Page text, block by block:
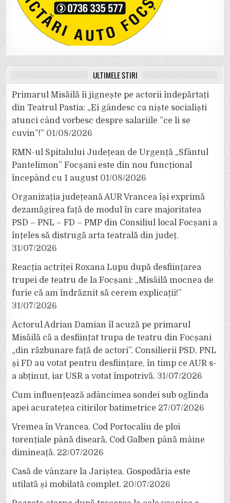
ULTIMELE ȘTIRI
Primarul Misăilă îi jignește pe actorii îndepărtați
din Teatrul Pastia: „Ei gândesc ca niște socialiști
atunci când vorbesc despre salariile ”ce li se
cuvin”!” 01/08/2026
RMN-ul Spitalului Județean de Urgență „Sfântul
Pantelimon” Focșani este din nou funcțional
începând cu 1 august 01/08/2026
Organizația județeană AUR Vrancea își exprimă
dezamăgirea față de modul în care majoritatea
PSD – PNL – FD – PMP din Consiliul local Focșani a
înțeles să distrugă arta teatrală din județ.
31/07/2026
Reacția actriței Roxana Lupu după desființarea
trupei de teatru de la Focșani: „Misăilă mocnea de
furie că am îndrăznit să cerem explicații!”
31/07/2026
Actorul Adrian Damian îl acuză pe primarul
Misăilă că a desființat trupa de teatru din Focșani
„din răzbunare față de actori”. Consilierii PSD, PNL
și FD au votat pentru desființare, în timp ce AUR s-
a abținut, iar USR a votat împotrivă. 31/07/2026
Cum influențează adâncimea sondei sub oglinda
apei acuratețea citirilor batimetrice 27/07/2026
Vremea în Vrancea. Cod Portocaliu de ploi
torențiale până diseară, Cod Galben până mâine
dimineață. 22/07/2026
Casă de vânzare la Jariștea. Gospodăria este
utilată și mobilată complet. 20/07/2026